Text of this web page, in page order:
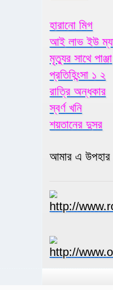
হারানো মিগ
আই লাভ ইউ
মৃত্যুর সাথে পাঞ্জা
প্রতিহিংন্সা ১ ২
রাত্রি অন্ধকার
স্বর্ণ খনি
শয়তানের দুসর
আমার এ উপহার